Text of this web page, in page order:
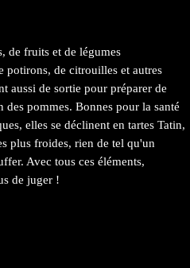
de fruits et de légumes
potirons, de citrouilles et autres
aussi de sortie pour préparer de
pommes. Bonnes pour la santé
elles se déclinent en tartes Tatin,
plus froides, rien de tel qu'un
Avec tous ces éléments,
de juger !